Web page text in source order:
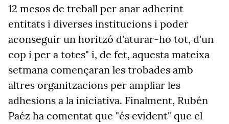
12 mesos de treball per anar adherint
entitats i diverses institucions i poder
aconseguir un horitzó d'aturar-ho tot, d'un
cop i per a totes" i, de fet, aquesta mateixa
setmana començaran les trobades amb
altres organitzacions per ampliar les
adhesions a la iniciativa. Finalment, Rubén
Paéz ha comentat que "és evident" que el